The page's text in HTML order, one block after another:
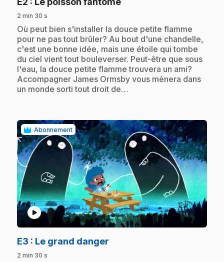
2 min 30 s
.Où peut bien s'installer la douce petite flamme
pour ne pas tout brûler? Au bout d'une chandelle,
c'est une bonne idée, mais une étoile qui tombe
du ciel vient tout bouleverser. Peut-être que sous
l'eau, la douce petite flamme trouvera un ami?
Accompagner James Ormsby vous mènera dans
un monde sorti tout droit de…
Abonnement
play_circle
E3 : Le grand danger
2 min 30 s